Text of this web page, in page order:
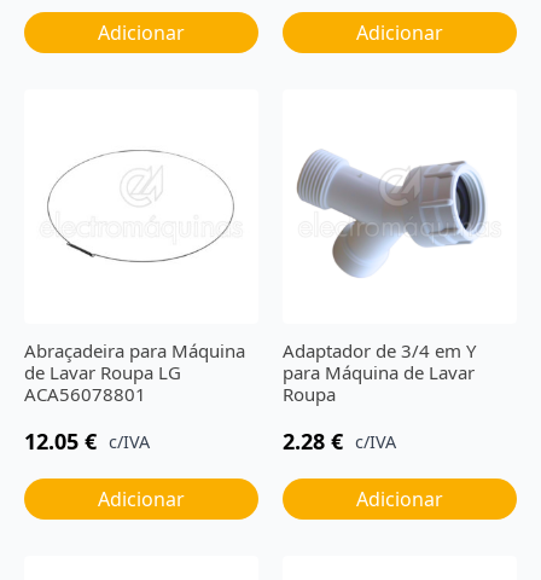
Adicionar Adicionar
Abraçadeira para Máquina
de Lavar Roupa LG
ACA56078801
12.05 € c/IVA
Adicionar
Adaptador de 3/4 em Y
para Máquina de Lavar
Roupa
2.28 € c/IVA
Adicionar